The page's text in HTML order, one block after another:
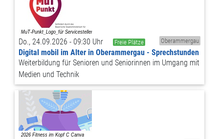
Do., 24.09.2026 - 09:30 Uhr Freie Plätze Oberammergau
Digital mobil im Alter in Oberammergau - Sprechstunden
Weiterbildung für Senioren und Seniorinnen im Umgang mit
Medien und Technik